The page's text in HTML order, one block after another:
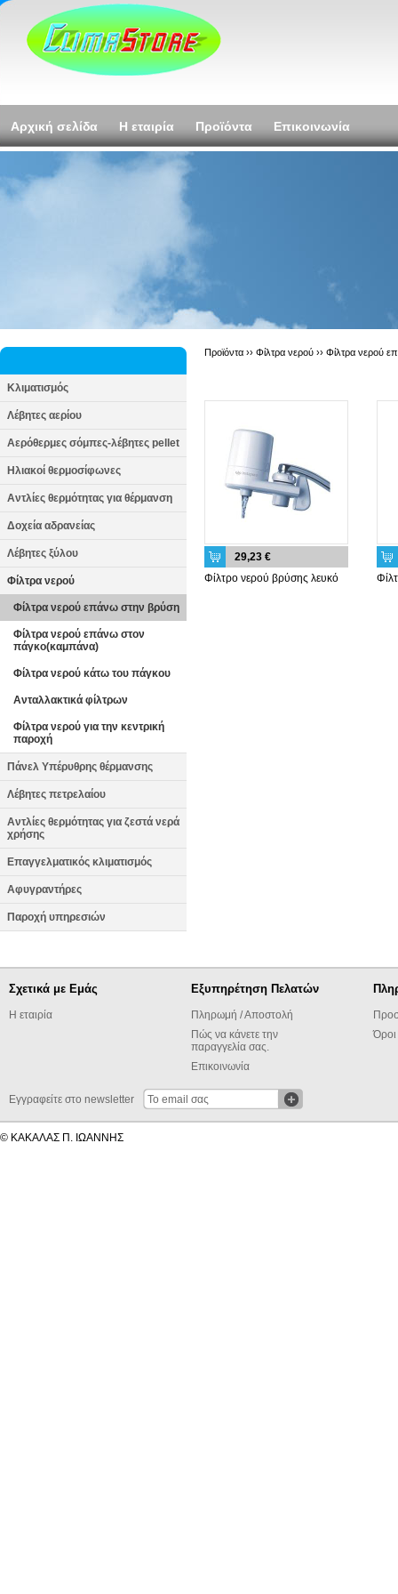
Αρχική σελίδα Η εταιρία Προϊόντα Επικοινωνία
Κλιματισμός
Λέβητες αερίου
Αερόθερμες σόμπες-λέβητες pellet
Ηλιακοί θερμοσίφωνες
Αντλίες θερμότητας για θέρμανση
Δοχεία αδρανείας
Λέβητες ξύλου
Φίλτρα νερού
Φίλτρα νερού επάνω στην βρύση
Φίλτρα νερού επάνω στον
πάγκο(καμπάνα)
Φίλτρα νερού κάτω του πάγκου
Ανταλλακτικά φίλτρων
Φίλτρα νερού για την κεντρική
παροχή
Πάνελ Υπέρυθρης θέρμανσης
Λέβητες πετρελαίου
Αντλίες θερμότητας για ζεστά νερά
χρήσης
Επαγγελματικός κλιματισμός
Αφυγραντήρες
Παροχή υπηρεσιών
Προϊόντα ›› Φίλτρα νερού ›› Φίλτρα νερού
29,23 €
Φίλτρο νερού βρύσης λευκό
Σχετικά με Εμάς
Η εταιρία
Εξυπηρέτηση Πελατών
Πληρωμή / Αποστολή
Πώς να κάνετε την
παραγγελία σας.
Επικοινωνία
Εγγραφείτε στο newsletter
© ΚΑΚΑΛΑΣ Π. ΙΩΑΝΝΗΣ